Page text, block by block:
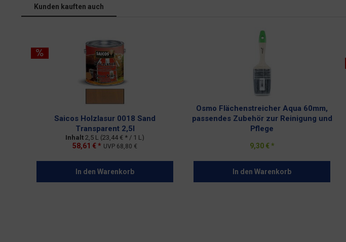
Kunden kauften auch
Saicos Holzlasur 0018 Sand
Transparent 2,5l
Inhalt 2,5 L (23,44 € * / 1 L)
58,61 € * UVP 68,80 €
In den Warenkorb
Osmo Flächenstreicher Aqua 60mm,
passendes Zubehör zur Reinigung und
Pflege
9,30 € *
In den Warenkorb